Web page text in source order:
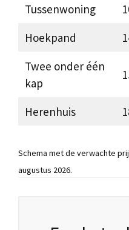
Tussenwoning
Hoekpand
Twee onder één
kap
Herenhuis
Schema met de verwachte
augustus 2026.